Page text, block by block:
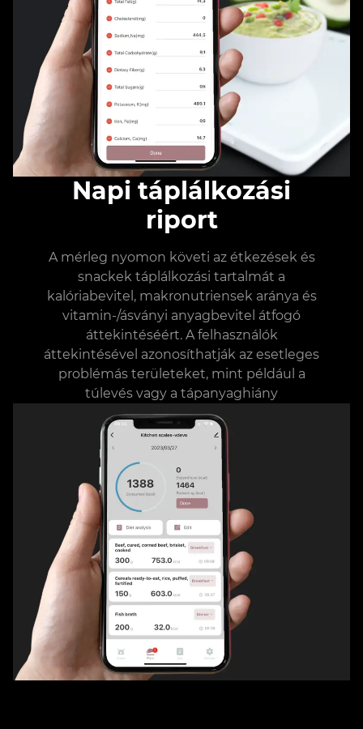
Napi táplálkozási
riport
A mérleg nyomon követi az étkezések és
snackek táplálkozási tartalmát a
kalóriabevitel, makronutriensek aránya és
vitamin-/ásványi anyagbevitel átfogó
áttekintéséért. A felhasználók
áttekintésével azonosíthatják az esetleges
problémás területeket, mint például a
túlevés vagy a tápanyaghiány